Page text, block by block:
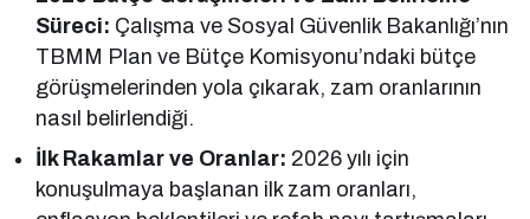
Süreci: Çalışma ve Sosyal Güvenlik Bakanlığı’nın
TBMM Plan ve Bütçe Komisyonu’ndaki bütçe
görüşmelerinden yola çıkarak, zam oranlarının
nasıl belirlendiği.
İlk Rakamlar ve Oranlar: 2026 yılı için
konuşulmaya başlanan ilk zam oranları,